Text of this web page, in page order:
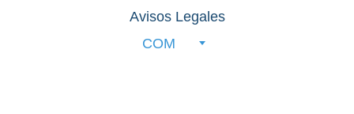
Avisos Legales